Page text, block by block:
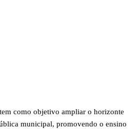
como objetivo ampliar o horizonte
municipal, promovendo o ensino